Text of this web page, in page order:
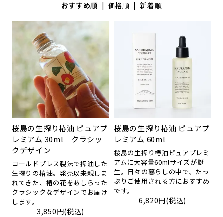
おすすめ順 | 価格順 |新着順
桜島の生搾り椿油 ピュアプ
レミアム 30ml クラシッ
クデザイン
コールドプレス製法で搾油した
生搾りの椿油。発売以来親しま
れてきた、椿の花をあしらった
クラシックなデザインでお届け
します。
3,850円(税込)
桜島の生搾り椿油 ピュアプ
レミアム 60ml
桜島の生搾り椿油ピュアプレミ
アムに大容量60mlサイズが誕
生。日々の暮らしの中で、たっ
ぷりご使用される方におすすめ
です。
6,820円(税込)